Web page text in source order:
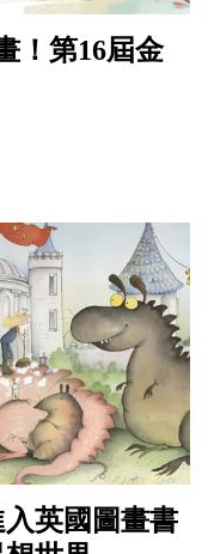
！第16屆金
英國圖畫書